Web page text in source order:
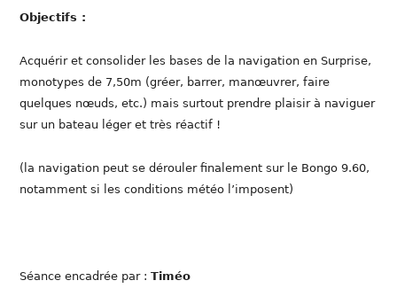
Objectifs :
Acquérir et consolider les bases de la navigation en Surprise,
monotypes de 7,50m (gréer, barrer, manœuvrer, faire
quelques nœuds, etc.) mais surtout prendre plaisir à naviguer
sur un bateau léger et très réactif !
(la navigation peut se dérouler finalement sur le Bongo 9.60,
notamment si les conditions météo l’imposent)
Séance encadrée par :Timéo